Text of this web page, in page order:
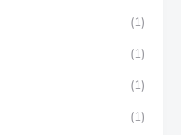
(1)
(1)
(1)
(1)